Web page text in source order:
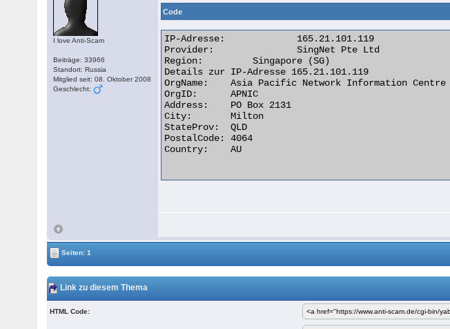
I love Anti-Scam
Beiträge: 33966
Standort: Russia
Mitglied seit: 08. Oktober 2008
Geschlecht:
Code
IP-Adresse:	 	165.21.101.119
Provider:	 	SingNet Pte Ltd
Region:	 	Singapore (SG)
Details zur IP-Adresse 165.21.101.119
OrgName:    Asia Pacific Network Information Centre
OrgID:      APNIC
Address:    PO Box 2131
City:       Milton
StateProv:  QLD
PostalCode: 4064
Country:    AU
Seiten: 1
Link zu diesem Thema
HTML Code: